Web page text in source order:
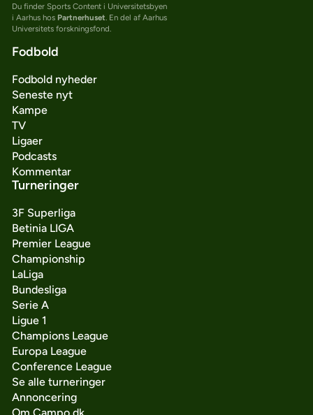
Du finder Sports Content i Universitetsbyen
i Aarhus hos Partnerhuset. En del af Aarhus
Universitets forskningsfond.
Fodbold
Fodbold nyheder
Seneste nyt
Kampe
TV
Ligaer
Podcasts
Kommentar
Turneringer
3F Superliga
Betinia LIGA
Premier League
Championship
LaLiga
Bundesliga
Serie A
Ligue 1
Champions League
Europa League
Conference League
Se alle turneringer
Annoncering